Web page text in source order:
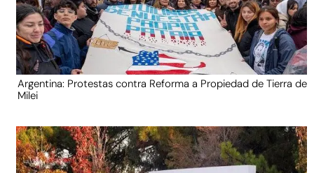
Argentina: Protestas contra Reforma a Propiedad de Tierra de
Milei